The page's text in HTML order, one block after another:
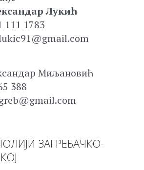
Лукић
111 1783
Миљановић
388
ЗАГРЕБАЧКО-